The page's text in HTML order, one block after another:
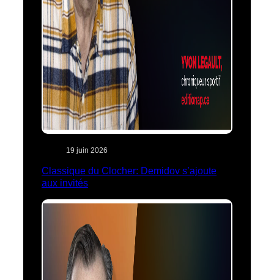
19 juin 2026
Classique du Clocher: Demidov s’ajoute
aux invités